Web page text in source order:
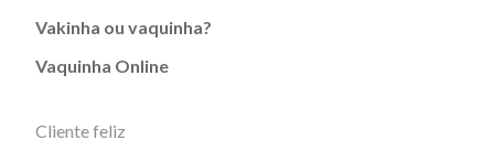
Vakinha ou vaquinha?
Vaquinha Online
Cliente feliz